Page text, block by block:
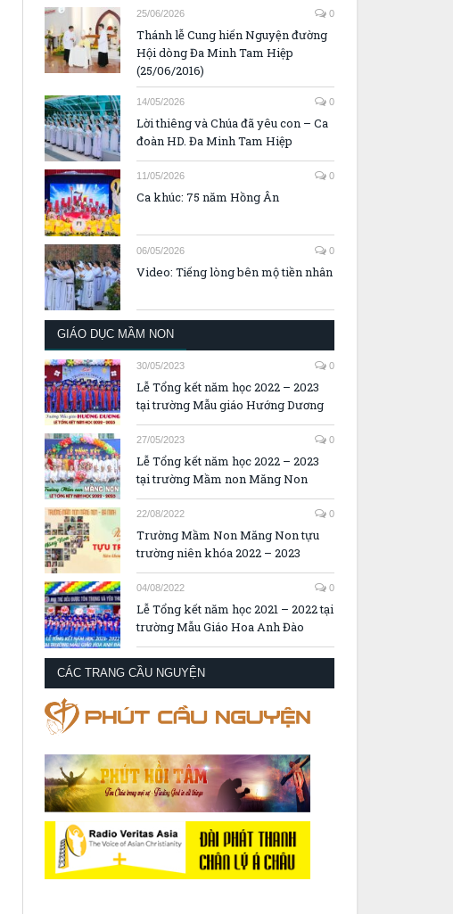
25/06/2026 0
Thánh lễ Cung hiến Nguyện đường
Hội dòng Đa Minh Tam Hiệp
(25/06/2016)
14/05/2026 0
Lời thiêng và Chúa đã yêu con – Ca
đoàn HD. Đa Minh Tam Hiệp
11/05/2026 0
Ca khúc: 75 năm Hồng Ân
06/05/2026 0
Video: Tiếng lòng bên mộ tiền nhân
GIÁO DỤC MẦM NON
30/05/2023 0
Lễ Tổng kết năm học 2022 – 2023
tại trường Mẫu giáo Hướng Dương
27/05/2023 0
Lễ Tổng kết năm học 2022 – 2023
tại trường Mầm non Măng Non
22/08/2022 0
Trường Mầm Non Măng Non tựu
trường niên khóa 2022 – 2023
04/08/2022 0
Lễ Tổng kết năm học 2021 – 2022 tại
trường Mẫu Giáo Hoa Anh Đào
CÁC TRANG CẦU NGUYỆN